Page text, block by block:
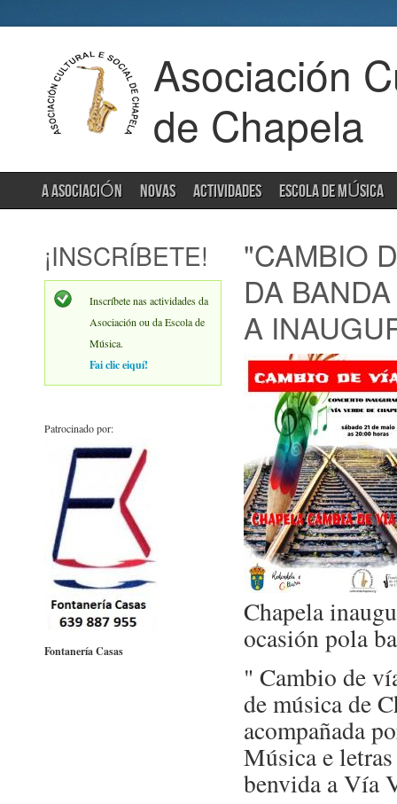
Asociación
de Chapela
A ASOCIACIÓN NOVAS ACTIVIDADES ESCOLA DE MÚSICA
¡INSCRÍBETE!
Inscríbete nas actividades da
Asociación ou da Escola de
Música.
Fai clic eiquí!
Patrocinado por:
Fontanería Casas
"CAMBIO
DA
A
Chapela
ocasión pola
" Cambio de
de música de
acompañada
Música e
benvida a Vía